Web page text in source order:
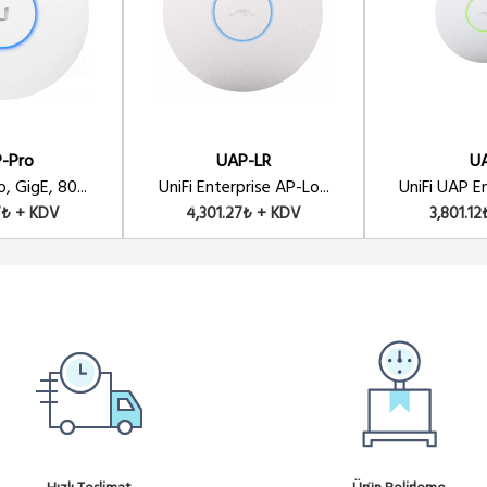
PTP/PTMP 25dBi
802.11AC PTP/PTMP 25dBi
Pro
GigE, 80...
+ KDV
UAP-LR
UniFi Enterprise AP-Lo...
4,301.27₺ + KDV
UniFi UAP